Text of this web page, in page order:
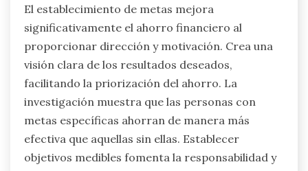
El establecimiento de metas mejora
significativamente el ahorro financiero al
proporcionar dirección y motivación. Crea una
visión clara de los resultados deseados,
facilitando la priorización del ahorro. La
investigación muestra que las personas con
metas específicas ahorran de manera más
efectiva que aquellas sin ellas. Establecer
objetivos medibles fomenta la responsabilidad y